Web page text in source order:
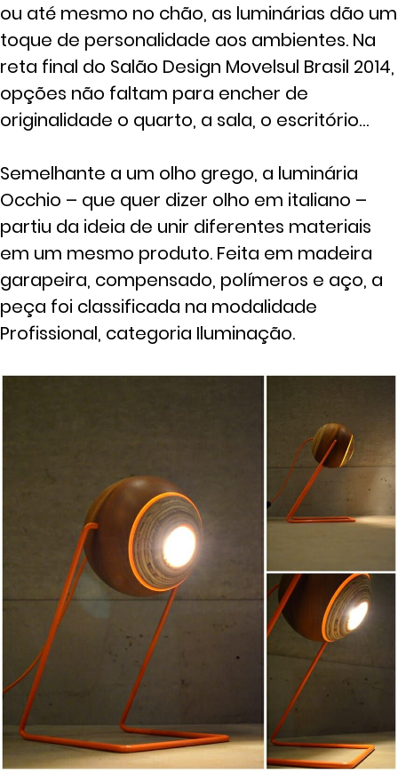
ou até mesmo no chão, as luminárias dão um
toque de personalidade aos ambientes. Na
reta final do Salão Design Movelsul Brasil 2014,
opções não faltam para encher de
originalidade o quarto, a sala, o escritório…
Semelhante a um olho grego, a luminária
Occhio – que quer dizer olho em italiano –
partiu da ideia de unir diferentes materiais
em um mesmo produto. Feita em madeira
garapeira, compensado, polímeros e aço, a
peça foi classificada na modalidade
Profissional, categoria Iluminação.